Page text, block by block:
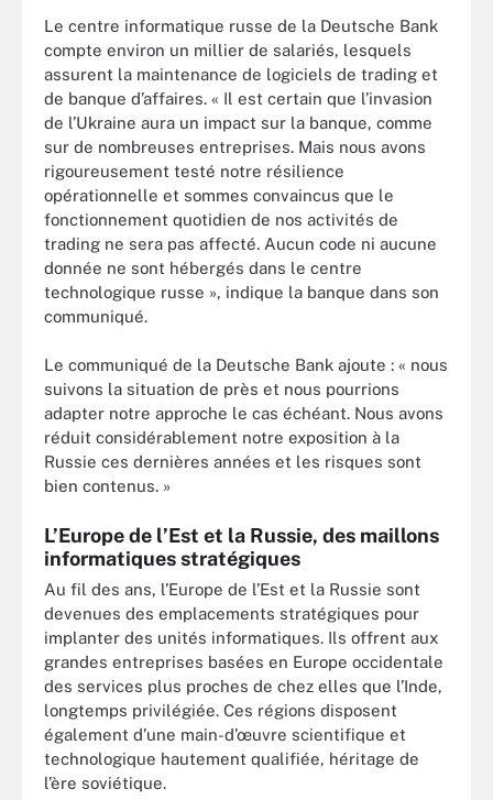
Le centre informatique russe de la Deutsche Bank
compte environ un millier de salariés, lesquels
assurent la maintenance de logiciels de trading et
de banque d’affaires. « Il est certain que l’invasion
de l’Ukraine aura un impact sur la banque, comme
sur de nombreuses entreprises. Mais nous avons
rigoureusement testé notre résilience
opérationnelle et sommes convaincus que le
fonctionnement quotidien de nos activités de
trading ne sera pas affecté. Aucun code ni aucune
donnée ne sont hébergés dans le centre
technologique russe », indique la banque dans son
communiqué.
Le communiqué de la Deutsche Bank ajoute : « nous
suivons la situation de près et nous pourrions
adapter notre approche le cas échéant. Nous avons
réduit considérablement notre exposition à la
Russie ces dernières années et les risques sont
bien contenus. »
L’Europe de l’Est et la Russie, des maillons
informatiques stratégiques
Au fil des ans, l’Europe de l’Est et la Russie sont
devenues des emplacements stratégiques pour
implanter des unités informatiques. Ils offrent aux
grandes entreprises basées en Europe occidentale
des services plus proches de chez elles que l’Inde,
longtemps privilégiée. Ces régions disposent
également d’une main-d’œuvre scientifique et
technologique hautement qualifiée, héritage de
l’ère soviétique.